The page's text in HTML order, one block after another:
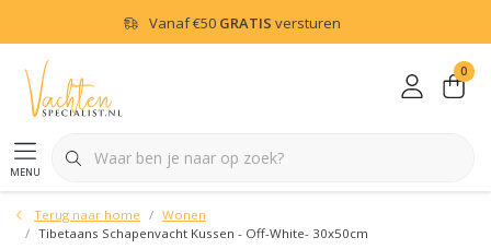
Vanaf€50 GRATIS versturen
menu
0
Terug naar home
Wonen
Tibetaans Schapenvacht Kussen - Off-White- 30x50cm